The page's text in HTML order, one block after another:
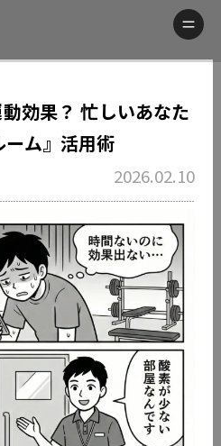
効果？ 忙しいあなた
ム』活用術
2026.02.10